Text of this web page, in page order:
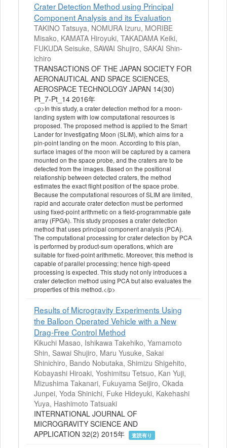
Crater Detection Method using Principal
Component Analysis and its Evaluation
TAKINO Tatsuya, NOMURA Izuru, MORIBE
Misako, KAMATA Hiroyuki, TAKADAMA Keiki,
FUKUDA Seisuke, SAWAI Shujiro, SAKAI Shin-
ichiro
TRANSACTIONS OF THE JAPAN SOCIETY FOR
AERONAUTICAL AND SPACE SCIENCES,
AEROSPACE TECHNOLOGY JAPAN 14(30)
Pt_7-Pt_14 2016年
<p>In this study, a crater detection method for a moon-
landing system with low computational resources is
proposed. The proposed method is applied to the Smart
Lander for Investigating Moon (SLIM), which aims for a
pin-point landing on the moon. According to this plan,
surface images of the moon will be captured by a camera
mounted on the space probe, and the craters are to be
detected from the images. Based on the positional
relationship between detected craters, the method
estimates the exact flight position of the space probe.
Because the computational resources of SLIM are limited,
rapid and accurate crater detection must be performed
using fixed-point arithmetic on a field-programmable gate
array (FPGA). This study proposes a crater detection
method that uses principal component analysis (PCA).
The computational processing for crater detection by PCA
is performed by product-sum operations, which are
suitable for fixed-point arithmetic. Moreover, this method is
capable of parallel processing; hence high-speed
processing is expected. This study not only introduces a
crater detection method using PCA but also evaluates the
properties of this method.</p>
Results of Microgravity Experiments Using
the Balloon Operated Vehicle with a New
Drag-Free Control Method
Kikuchi Masao, Ishikawa Takehiko, Yamamoto
Shin, Sawai Shujiro, Maru Yusuke, Sakai
Shinichiro, Bando Nobutaka, Shimizu Shigehito,
Kobayashi Hiroaki, Yoshimitsu Tetsuo, Kan Yuji,
Mizushima Takanari, Fukuyama Seijiro, Okada
Junpei, Yoda Shinichi, Fuke Hideyuki, Kakehashi
Yuya, Hashimoto Tatsuaki
INTERNATIONAL JOURNAL OF
MICROGRAVITY SCIENCE AND
APPLICATION 32(2) 2015年
査読有り